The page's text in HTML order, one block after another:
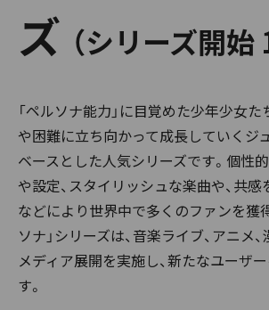
ズ （シリーズ開始
「ペルソナ能力」に目覚めた少年少女た
や困難に立ち向かって成長していくジ
ベースとした人気シリーズです。個性
や設定、スタイリッシュな楽曲や、共
などにより世界中で多くのファンを獲
ソナ」シリーズは、音楽ライブ、アニメ
メディア展開を実施し、新たなユーザ
す。